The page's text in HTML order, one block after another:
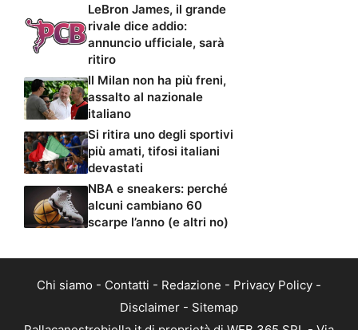
LeBron James, il grande
rivale dice addio:
annuncio ufficiale, sarà
ritiro
Il Milan non ha più freni,
assalto al nazionale
italiano
Si ritira uno degli sportivi
più amati, tifosi italiani
devastati
NBA e sneakers: perché
alcuni cambiano 60
scarpe l’anno (e altri no)
Chi siamo - Contatti - Redazione - Privacy Policy -
Disclaimer - Sitemap